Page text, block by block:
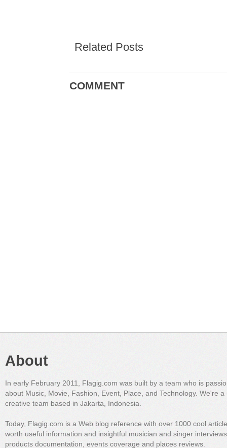
Related Posts
COMMENT
About
In early February 2011, Flagig.com was built by a team who is
about Music, Movie, Fashion, Event, Place, and Technology. We're a
creative team based in Jakarta, Indonesia.
Today, Flagig.com is a Web blog reference with over 1000 cool
worth useful information and insightful musician and singer
products documentation, events coverage and places reviews.